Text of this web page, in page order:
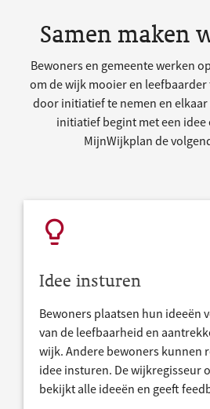
Samen maken
Bewoners en gemeente werken
om de wijk mooier en leefbaarder
door initiatief te nemen en
initiatief begint met een
MijnWijkplan de
Idee insturen
Bewoners plaatsen hun ideeën
van de leefbaarheid en
wijk. Andere bewoners kunnen
idee insturen. De wijkregisseur
bekijkt alle ideeën en geeft